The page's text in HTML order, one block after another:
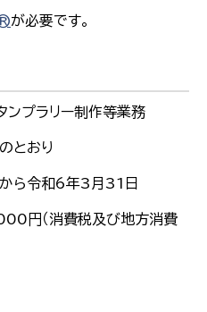
が必要です。
ンプラリー制作等業務
とおり
ら令和6年3月31日
円（消費税及び地方消費